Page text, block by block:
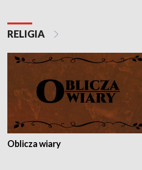
RELIGIA
Oblicza wiary